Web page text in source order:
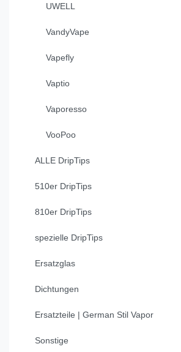
UWELL
VandyVape
Vapefly
Vaptio
Vaporesso
VooPoo
ALLE DripTips
510er DripTips
810er DripTips
spezielle DripTips
Ersatzglas
Dichtungen
Ersatzteile | German Stil Vapor
Sonstige